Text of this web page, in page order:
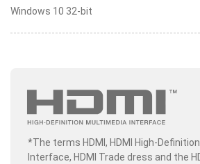
Windows 10 32-bit
*The terms HDMI, HDMI High-
Interface, HDMI Trade dress and the